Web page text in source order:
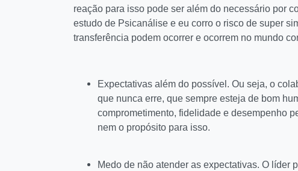
reação para isso pode ser além do necessário por
estudo de Psicanálise e eu corro o risco de super
transferência podem ocorrer e ocorrem no mundo
Expectativas além do possível. Ou seja, o
que nunca erre, que sempre esteja de bom
comprometimento, fidelidade e desempenho
nem o propósito para isso.
Medo de não atender as expectativas. O líder